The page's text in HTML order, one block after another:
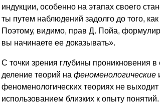
индукции, особенно на этапах своего
ты путем наблюдений задолго до того,
Поэтому, видимо, прав Д. Пойа,
вы начинаете ее доказывать».
С точки зрения глубины проникновения
деление тео­рий на феноменологические
феноменологических теориях не
использованием близких к опыту